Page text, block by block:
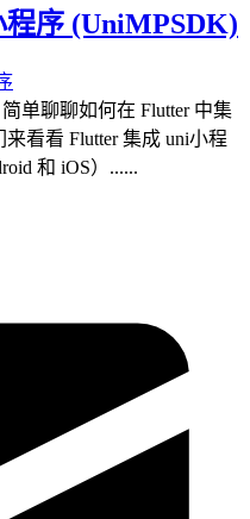
序 (UniMPSDK)
单聊聊如何在 Flutter 中集
看看 Flutter 集成 uni小程
和 iOS）......